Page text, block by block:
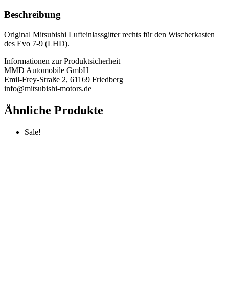
9
Menge
Beschreibung
Original Mitsubishi Lufteinlassgitter rechts für den Wischerkasten
des Evo 7-9 (LHD).
Informationen zur Produktsicherheit
MMD Automobile GmbH
Emil-Frey-Straße 2, 61169 Friedberg
info@mitsubishi-motors.de
Ähnliche Produkte
Sale!